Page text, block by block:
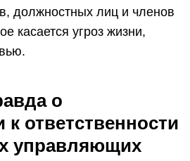
должностных лиц и членов
касается угроз жизни,
о
ответственности
управляющих